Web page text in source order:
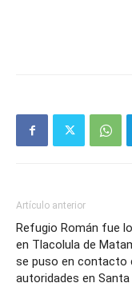
Artículo anterior
Refugio Román fue
en Tlacolula de
se puso en contacto
autoridades en Santa